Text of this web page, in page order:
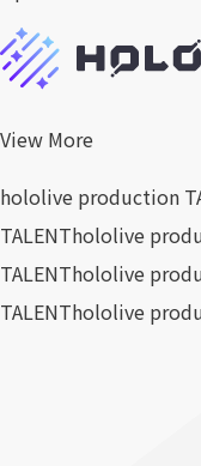
View More
hololive production
TALENThololive
TALENThololive
TALENThololive